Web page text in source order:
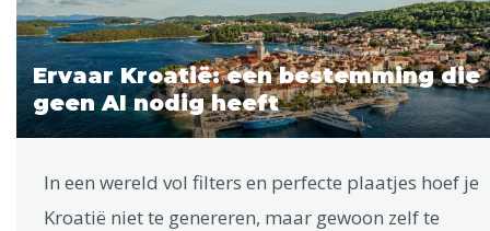
Ervaar Kroatië: een bestemming die
geen AI nodig heeft
In een wereld vol filters en perfecte plaatjes hoef je
Kroatië niet te genereren, maar gewoon zelf te